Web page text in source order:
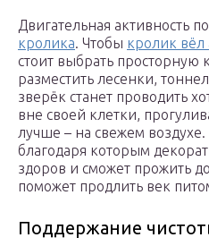
Двигательная активность
кролика. Чтобы кролик
стоит выбрать просторную
разместить лесенки,
зверёк станет проводить
вне своей клетки,
лучше – на свежем
благодаря которым
здоров и сможет прожить
поможет продлить век
Поддержание